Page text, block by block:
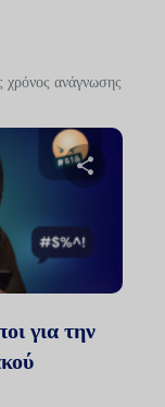
χρόνος ανάγνωσης
για την